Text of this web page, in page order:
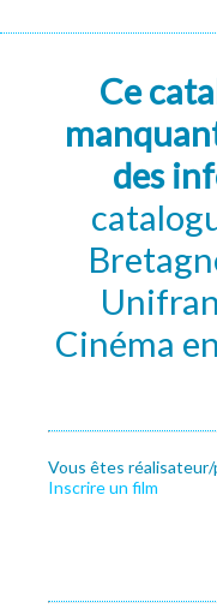
Ce
des
Cinéma
Vous êtes
Inscrire un film